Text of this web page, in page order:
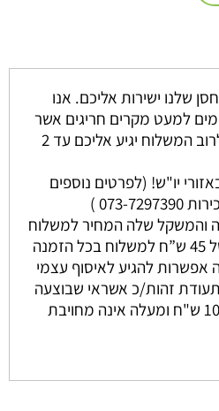
שלנו ישירות אליכם. אנו
להגיע בין 3-7 ימים למעט מקרים חריגים אשר
אינם ניתנים לשליטתנו. לרוב המשלוח יגיע אליכם עד 2
יו"ש! (לפרטים נוספים
)
והמשקל שלה המחיר למשלוח
הינו קבוע ועומד על סך של 45 ש”ח למשלוח בכל הזמנה
ישנה אפשרות להגיע לאיסוף עצמי
זהות/כ אשראי שבוצעה
ההזמנה. הזמנה מעל 1000 ש"ח ומעלה אינה מחויבת